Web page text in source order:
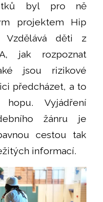
byl pro ně
projektem Hip
Vzdělává děti z
jak rozpoznat
jsou rizikové
předcházet, a to
hopu. Vyjádření
žánru je
cestou tak
informací.